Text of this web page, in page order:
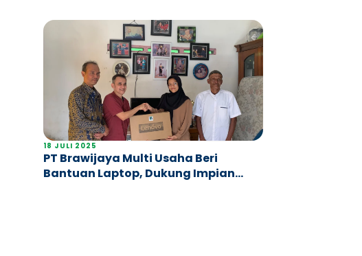
18 JULI 2025
PT Brawijaya Multi Usaha Beri
Bantuan Laptop, Dukung Impian